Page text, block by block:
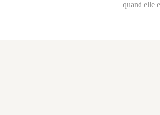
quand elle